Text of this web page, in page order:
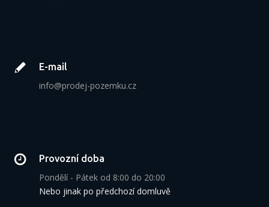
E-mail
info@prodej-pozemku.cz
Provozní doba
Pondělí - Pátek od 8:00 do 20:00
Nebo jinak po předchozí domluvě